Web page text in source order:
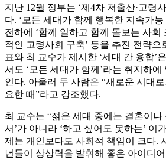
지난 12월 정부는 ‘제4차 저출산·고령
다. ‘모든 세대가 함께 행복한 지속가능
전하에 ‘함께 일하고 함께 돌보는 사회
적인 고령사회 구축’ 등을 추진 전략으
표와 최 교수가 제시한 ‘세대 간 융합’
서도 ‘모든 세대가 함께’라는 취지하에
인다. 아울러 두 사람은 “새로운 시대
요한 때”라고 강조했다.
최 교수는 “젊은 세대 중에는 결혼이나
서’가 아니라 ‘하고 싶어도 못하는’ 이
제는 개인보다도 사회적 책임이 크다.
년들이 상상력을 발휘해 좋은 아이디